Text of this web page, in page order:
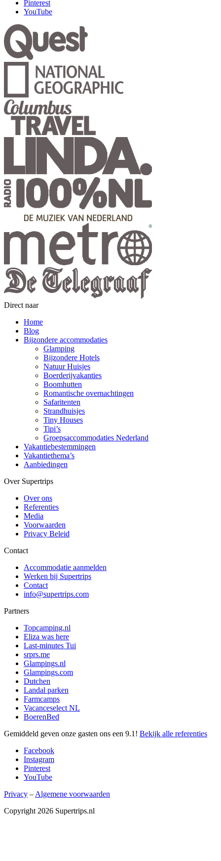
Pinterest
YouTube
Direct naar
Home
Blog
Bijzondere accommodaties
Glamping
Bijzondere Hotels
Natuur Huisjes
Boerderijvakanties
Boomhutten
Romantische overnachtingen
Safaritenten
Strandhuisjes
Tiny Houses
Tipi’s
Groepsaccommodaties Nederland
Vakantiebestemmingen
Vakantiethema’s
Aanbiedingen
Over Supertrips
Over ons
Referenties
Media
Voorwaarden
Privacy Beleid
Contact
Accommodatie aanmelden
Werken bij Supertrips
Contact
info@supertrips.com
Partners
Topcamping.nl
Eliza was here
Last-minutes Tui
srprs.me
Glampings.nl
Glampings.com
Dutchen
Landal parken
Farmcamps
Vacanceselect NL
BoerenBed
Gemiddeld geven onze gasten ons een 9.1 ! Bekijk alle referenties
Facebook
Instagram
Pinterest
YouTube
Privacy – Algemene voorwaarden
Copyright 2026 Supertrips.nl